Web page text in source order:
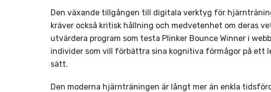
Den växande tillgången till digitala verktyg för
kräver också kritisk hållning och medvetenhet om deras
utvärdera program som testa Plinker Bounce Winner i
individer som vill förbättra sina kognitiva förmågor på
sätt.
Den moderna hjärnträningen är långt mer än enkla